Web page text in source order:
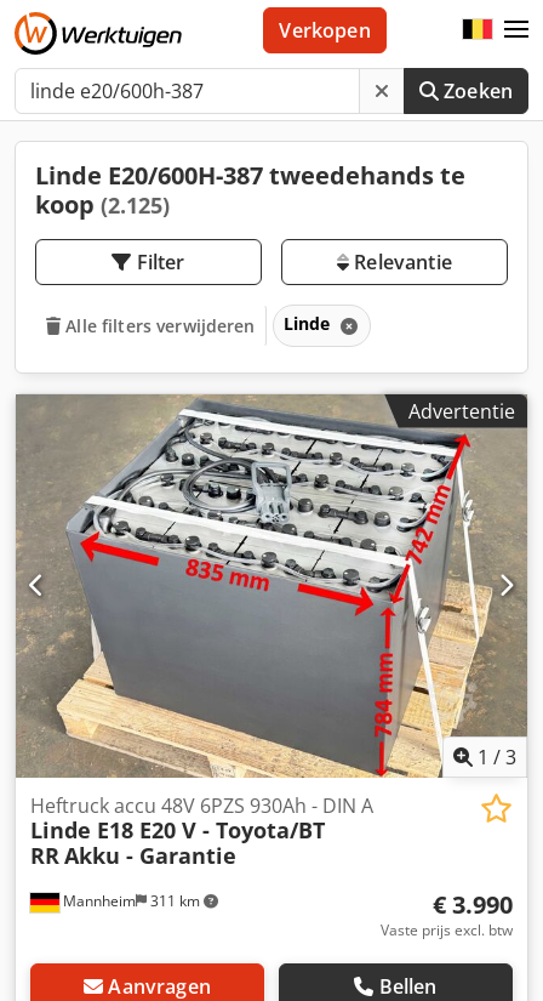
Zoeken
Verkopen
Linde E20/600H-387 tweedehands te
koop (2.125)
Filter Relevantie
Alle filters verwijderen Linde
Advertentie
1 /3
Mannheim 311 km
Heftruck accu 48V 6PZS 930Ah - DIN A
Linde E18 E20 V - Toyota/BT
RRAkku - Garantie
€ 3.990
Vaste prijs excl. btw
Aanvragen Bellen